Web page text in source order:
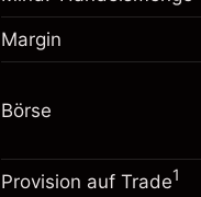
Gebühren aus
fremdfinanzierten
Positionsgröße mit
Geld aus
Margin. Ihre
fremdfinanzierten
Positionswert
Margin
Börse
Provision auf Trade1